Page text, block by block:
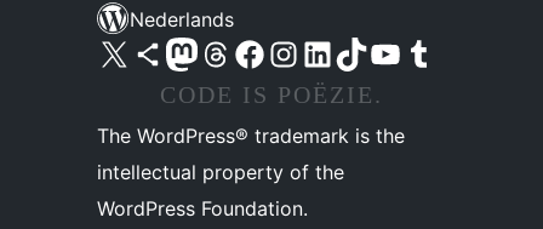
Nederlands
Bezoek ons X (voorheen Twitter) account
Bezoek ons Bluesky account
Bezoek ons Mastodon account
Bezoek ons Threads account
Onze Facebook pagina bezoeken
Bezoek ons Instagram account
Bezoek ons LinkedIn account
Bezoek ons TikTok account
Bezoek ons YouTube kanaalBezoek ons Tumblr account
CODE IS POËZIE.
The WordPress® trademark is the
intellectual property of the
WordPress Foundation.